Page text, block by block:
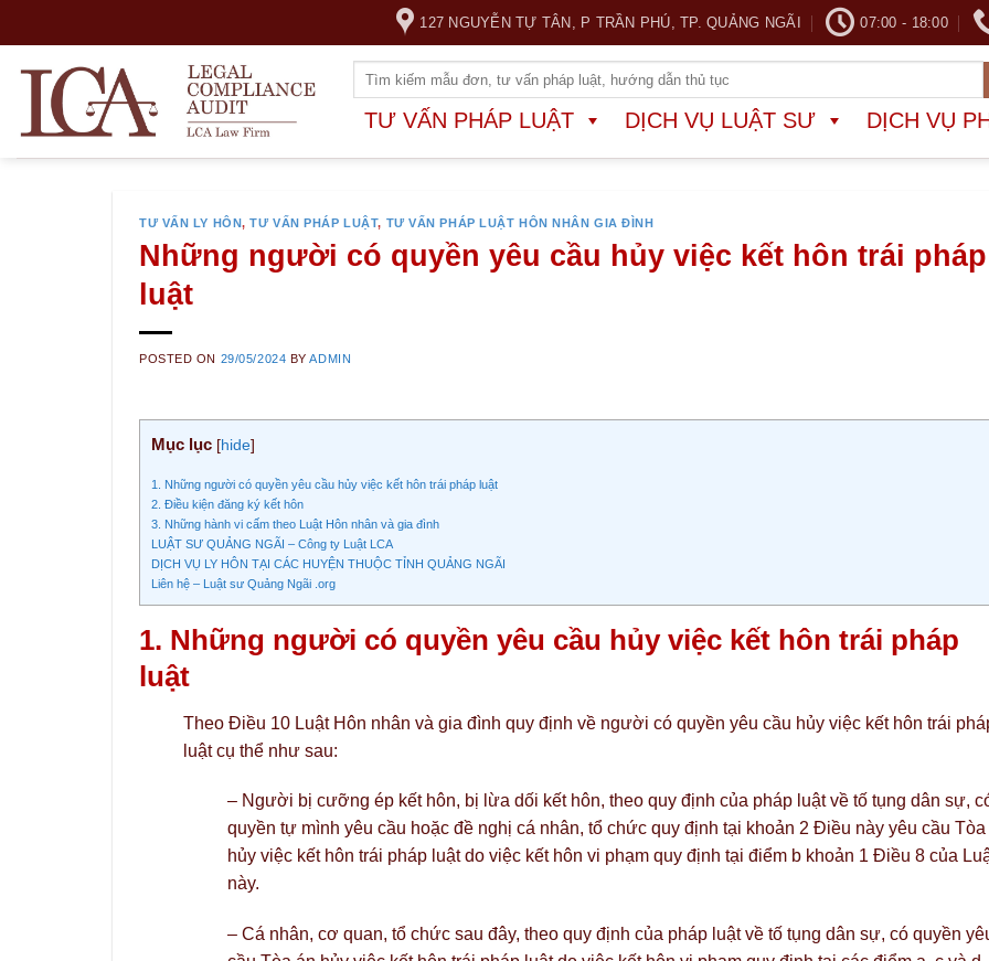
content
127 NGUYỄN TỰ TÂN, P TRẦN PHÚ, TP. QUẢNG NGÃI 07:00 - 18:00
TƯ VẤN PHÁP LUẬT DỊCH VỤ LUẬT SƯ DỊCH VỤ
TƯ VẤN LY HÔN,TƯ VẤN PHÁP LUẬT, TƯ VẤN PHÁP LUẬT HÔN NHÂN GIA ĐÌNH
Những người có quyền yêu cầu hủy việc kết hôn trái pháp
luật
POSTED ON 29/05/2024 BYADMIN
Mục lục [hide]
1. Những người có quyền yêu cầu hủy việc kết hôn trái pháp luật
2. Điều kiện đăng ký kết hôn
3. Những hành vi cấm theo Luật Hôn nhân và gia đình
LUẬT SƯ QUẢNG NGÃI – Công ty Luật LCA
DỊCH VỤ LY HÔN TẠI CÁC HUYỆN THUỘC TỈNH QUẢNG NGÃI
Liên hệ – Luật sư Quảng Ngãi .org
1. Những người có quyền yêu cầu hủy việc kết hôn trái pháp
luật
Theo Điều 10 Luật Hôn nhân và gia đình quy định về người có quyền yêu cầu hủy việc kết hôn trái
luật cụ thể như sau:
– Người bị cưỡng ép kết hôn, bị lừa dối kết hôn, theo quy định của pháp luật về tố tụng dân sự,
quyền tự mình yêu cầu hoặc đề nghị cá nhân, tổ chức quy định tại khoản 2 Điều này yêu cầu Tòa
hủy việc kết hôn trái pháp luật do việc kết hôn vi phạm quy định tại điểm b khoản 1 Điều 8 của
này.
– Cá nhân, cơ quan, tổ chức sau đây, theo quy định của pháp luật về tố tụng dân sự, có quyền